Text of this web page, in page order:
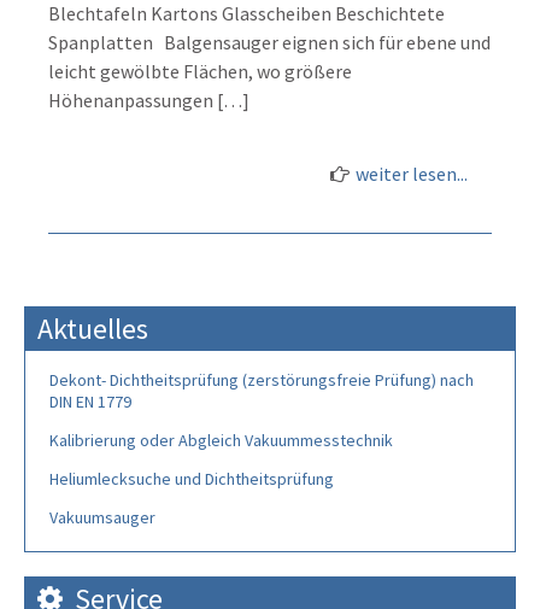
Blechtafeln Kartons Glasscheiben Beschichtete
Spanplatten Balgensauger eignen sich für ebene und
leicht gewölbte Flächen, wo größere
Höhenanpassungen […]
weiter lesen...
Aktuelles
Dekont- Dichtheitsprüfung (zerstörungsfreie Prüfung) nach
DIN EN 1779
Kalibrierung oder Abgleich Vakuummesstechnik
Heliumlecksuche und Dichtheitsprüfung
Vakuumsauger
Service